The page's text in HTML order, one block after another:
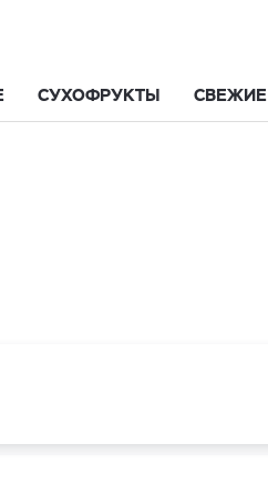
СУХОФРУКТЫ СВЕЖИЕ